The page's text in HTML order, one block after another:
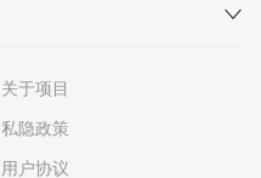
关于项目
私隐政策
用户协议